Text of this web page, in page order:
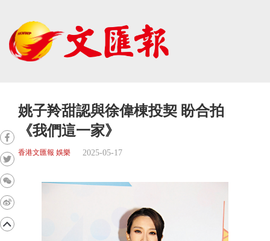
姚子羚甜認與徐偉棟投契 盼合拍
《我們這一家》
香港文匯報 娛樂 2025-05-17